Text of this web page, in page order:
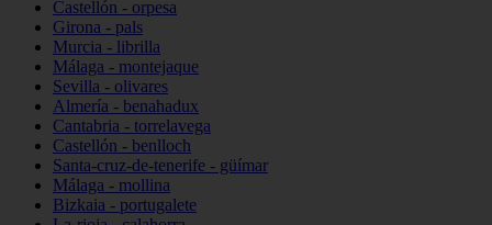
Castellón - orpesa
Girona - pals
Murcia - librilla
Málaga - montejaque
Sevilla - olivares
Almería - benahadux
Cantabria - torrelavega
Castellón - benlloch
Santa-cruz-de-tenerife - güímar
Málaga - mollina
Bizkaia - portugalete